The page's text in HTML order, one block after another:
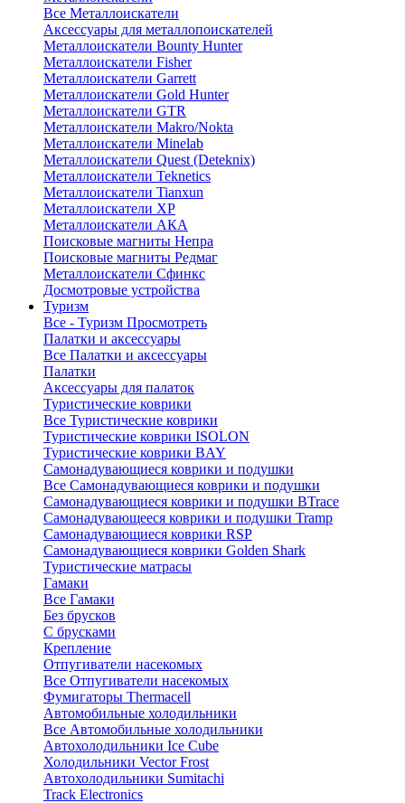
Все Металлоискатели
Аксессуары для металлопоискателей
Металлоискатели Bounty Hunter
Металлоискатели Fisher
Металлоискатели Garrett
Металлоискатели Gold Hunter
Металлоискатели GTR
Металлоискатели Makro/Nokta
Металлоискатели Minelab
Металлоискатели Quest (Deteknix)
Металлоискатели Teknetics
Металлоискатели Tianxun
Металлоискатели XP
Металлоискатели АКА
Поисковые магниты Непра
Поисковые магниты Редмаг
Металлоискатели Сфинкс
Досмотровые устройства
Туризм
Все - Туризм Просмотреть
Палатки и аксессуары
Все Палатки и аксессуары
Палатки
Аксессуары для палаток
Туристические коврики
Все Туристические коврики
Туристические коврики ISOLON
Туристические коврики BAY
Самонадувающиеся коврики и подушки
Все Самонадувающиеся коврики и подушки
Самонадувающиеся коврики и подушки BTrace
Самонадувающееся коврики и подушки Tramp
Самонадувающиеся коврики RSP
Самонадувающиеся коврики Golden Shark
Туристические матрасы
Гамаки
Все Гамаки
Без брусков
С брусками
Крепление
Отпугиватели насекомых
Все Отпугиватели насекомых
Фумигаторы Thermacell
Автомобильные холодильники
Все Автомобильные холодильники
Автохолодильники Ice Cube
Холодильники Vector Frost
Автохолодильники Sumitachi
Track Electronics